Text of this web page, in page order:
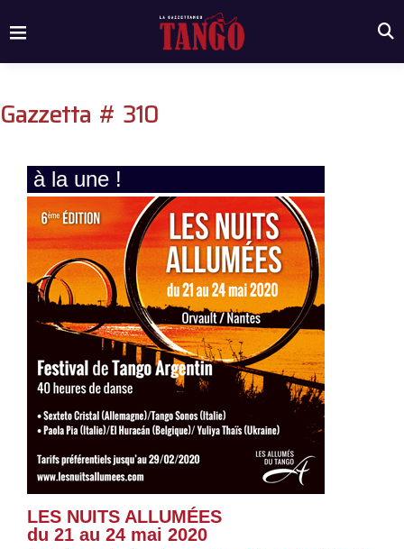
Gazzetta # 310
à la une !
LES NUITS ALLUMÉES
du 21 au 24 mai 2020